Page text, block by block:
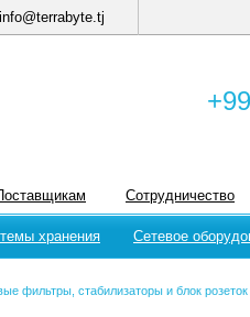
info@terrabyte.tj
Сотрудничество
хранения Сетевое
фильтры, стабилизаторы и блок розеток